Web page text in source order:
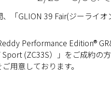
「GLION 39 Fair(ジーライ
Performance Edition®
(ZC33S）」をご成約の
用意しております。